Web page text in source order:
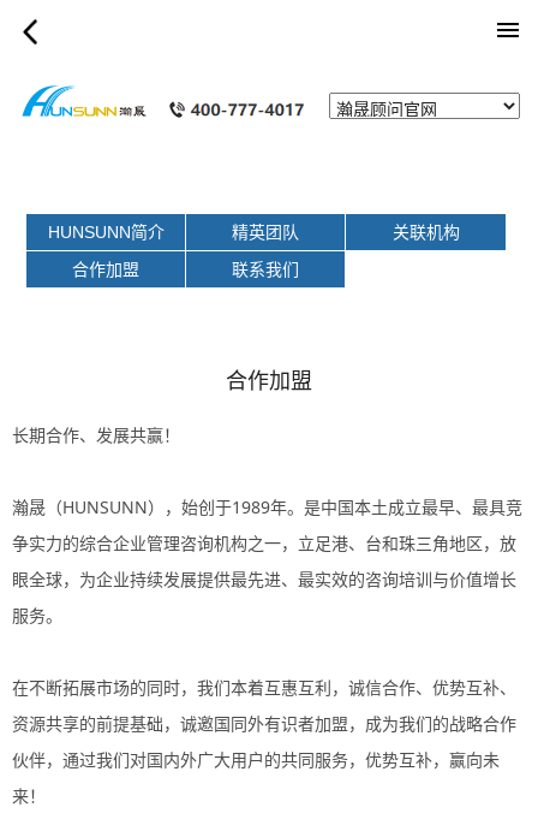
HUNSUNN简介 精英团队
关联机构
合作加盟
联系我们
合作加盟
长期合作、发展共赢！
瀚晟（HUNSUNN），始创于1989年。是中国本土成立最早、最具竞
争实力的综合企业管理咨询机构之一，立足港、台和珠三角地区，放
眼全球，为企业持续发展提供最先进、最实效的咨询培训与价值增长
服务。
在不断拓展市场的同时，我们本着互惠互利，诚信合作、优势互补、
资源共享的前提基础，诚邀国同外有识者加盟，成为我们的战略合作
伙伴，通过我们对国内外广大用户的共同服务，优势互补，赢向未
来！